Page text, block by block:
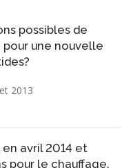
possibles de
une nouvelle
2013
avril 2014 et
pour le chauffage.